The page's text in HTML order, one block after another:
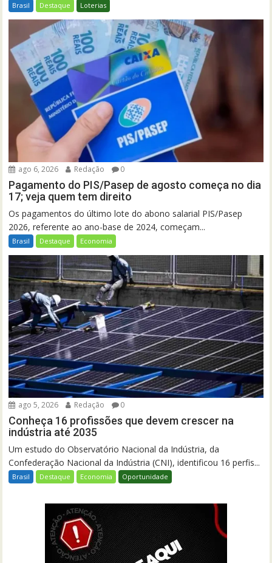
Brasil Destaque Loterias
ago 6, 2026 Redação 0
Pagamento do PIS/Pasep de agosto começa no dia
17; veja quem tem direito
Os pagamentos do último lote do abono salarial PIS/Pasep
2026, referente ao ano-base de 2024, começam...
Brasil Destaque Economia
ago 5, 2026 Redação 0
Conheça 16 profissões que devem crescer na
indústria até 2035
Um estudo do Observatório Nacional da Indústria, da
Confederação Nacional da Indústria (CNI), identificou 16 perfis...
Brasil Destaque Economia Oportunidade